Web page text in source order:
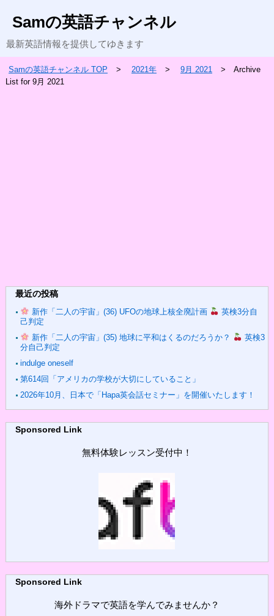
Samの英語チャンネル
最新英語情報を提供してゆきます
Samの英語チャンネル TOP 2021年 9月 2021
Archive
List for 9月 2021
最近の投稿
新作「二人の宇宙」(36) UFOの地球上核全廃計画
英検3分自
己判定
新作「二人の宇宙」(35) 地球に平和はくるのだろうか？
英検3
分自己判定
indulge oneself
第614回「アメリカの学校が大切にしていること」
2026年10月、日本で「Hapa英会話セミナー」を開催いたします！
Sponsored Link
無料体験レッスン受付中！
Sponsored Link
海外ドラマで英語を学んでみませんか？